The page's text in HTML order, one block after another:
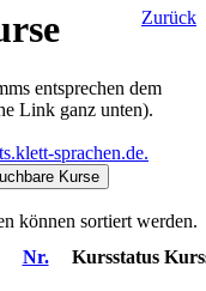
Zurück
entsprechen dem
Link ganz unten).
sprachen.de.
Kurse
können sortiert werden.
Nr. Kursstatus